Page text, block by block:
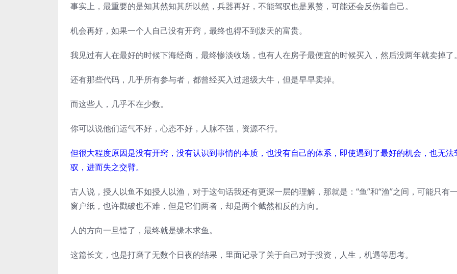
事实上，最重要的是知其然知其所以然，兵器再好，不能驾驭也是累赘，可能还会反伤着自己。
机会再好，如果一个人自己没有开窍，最终也得不到泼天的富贵。
我见过有人在最好的时候下海经商，最终惨淡收场，也有人在房子最便宜的时候买入，然后没两年就卖掉了
还有那些代码，几乎所有参与者，都曾经买入过超级大牛，但是早早卖掉。
而这些人，几乎不在少数。
你可以说他们运气不好，心态不好，人脉不强，资源不行。
但很大程度原因是没有开窍，没有认识到事情的本质，也没有自己的体系，即使遇到了最好的机会，也无法
驭，进而失之交臂。
古人说，授人以鱼不如授人以渔，对于这句话我还有更深一层的理解，那就是：“鱼”和“渔”之间，可能只有
窗户纸，也许戳破也不难，但是它们两者，却是两个截然相反的方向。
人的方向一旦错了，最终就是缘木求鱼。
这篇长文，也是打磨了无数个日夜的结果，里面记录了关于自己对于投资，人生，机遇等思考。